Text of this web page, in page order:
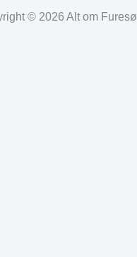
© 2026 Alt om Furesø